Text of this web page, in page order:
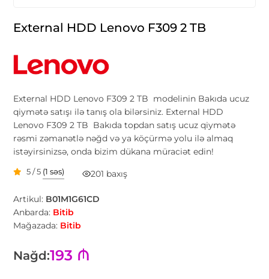
External HDD Lenovo F309 2 TB
External HDD Lenovo F309 2 TB modelinin Bakıda ucuz
qiymətə satışı ilə tanış ola bilərsiniz. External HDD
Lenovo F309 2 TB Bakıda topdan satış ucuz qiymətə
rəsmi zəmanətlə nəğd və ya köçürmə yolu ilə almaq
istəyirsinizsə, onda bizim dükana müraciət edin!
5 / 5 (1 səs) 201 baxış
Artikul: B01M1G61CD
Anbarda: Bitib
Mağazada: Bitib
Nağd:193 ₼